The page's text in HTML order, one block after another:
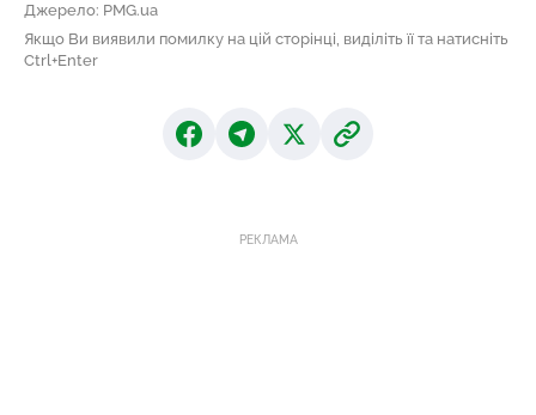
Джерело: PMG.ua
Якщо Ви виявили помилку на цій сторінці, виділіть її та натисніть
Ctrl+Enter
РЕКЛАМА